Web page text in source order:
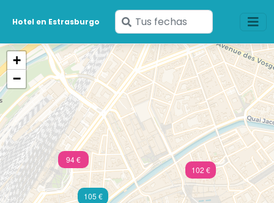
Hotel en Estrasburgo
Ingresa
tus
fechas
102 €
94 €
105 €
+
−